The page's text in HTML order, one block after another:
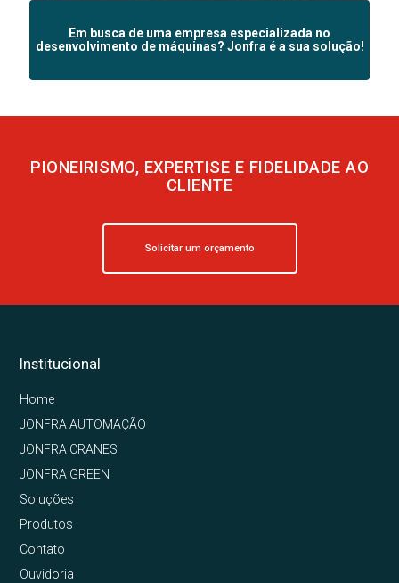
Em busca de uma empresa especializada no
desenvolvimento de máquinas? Jonfra é a sua solução!
PIONEIRISMO, EXPERTISE E FIDELIDADE AO
CLIENTE
Solicitar um orçamento
Institucional
Home
JONFRA AUTOMAÇÃO
JONFRA CRANES
JONFRA GREEN
Soluções
Produtos
Contato
Ouvidoria